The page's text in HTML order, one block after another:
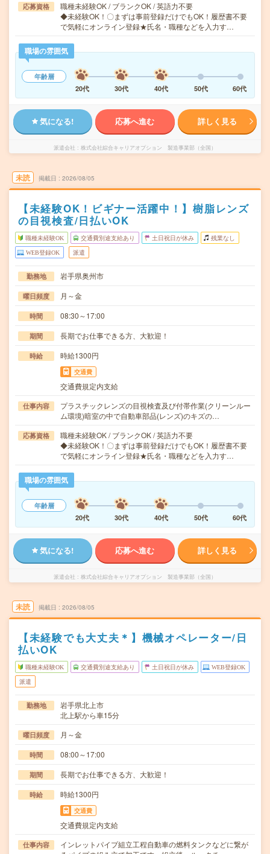
応募資格
職種未経験OK / ブランクOK / 英語力不要
◆未経験OK！〇まずは事前登録だけでもOK！履歴書不要
で気軽にオンライン登録★氏名・職種などを入力す…
職場の雰囲気
年齢層
20代
30代 40代 50代 60代
気になる! 応募へ進む 詳しく見る
派遣会社 株式会社綜合キャリアオプション 製造事業部（全国）
未読 掲載日 2026/08/05
【未経験OK！ビギナー活躍中！】樹脂レンズ
の目視検査/日払いOK
職種未経験OK 交通費別途支給あり 土日祝日が休み 残業なし
WEB登録OK 派遣
勤務地 岩手県奥州市
曜日頻度 月～金
時間 08:30～17:00
期間 長期でお仕事できる方、大歓迎！
時給 時給1300円
交通費
交通費規定内支給
仕事内容
プラスチックレンズの目視検査及び付帯作業(クリーンルー
ム環境)暗室の中で自動車部品(レンズ)のキズの…
応募資格
職種未経験OK / ブランクOK / 英語力不要
◆未経験OK！〇まずは事前登録だけでもOK！履歴書不要
で気軽にオンライン登録★氏名・職種などを入力す…
職場の雰囲気
年齢層
20代
30代 40代 50代 60代
気になる! 応募へ進む 詳しく見る
派遣会社 株式会社綜合キャリアオプション 製造事業部（全国）
未読 掲載日 2026/08/05
【未経験でも大丈夫＊】機械オペレーター/日
払いOK
職種未経験OK 交通費別途支給あり 土日祝日が休み WEB登録OK
派遣
勤務地
岩手県北上市
北上駅から車15分
曜日頻度 月～金
時間 08:00～17:00
期間 長期でお仕事できる方、大歓迎！
時給 時給1300円
交通費
交通費規定内支給
仕事内容
インレットパイプ組立工程自動車の燃料タンクなどに繋が